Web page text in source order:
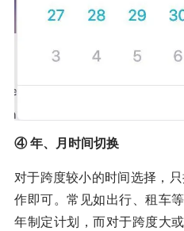
④ 年、月时间切换
对于跨度较小的时间选择，只
作即可。常见如出行、租车
年制定计划，而对于跨度大